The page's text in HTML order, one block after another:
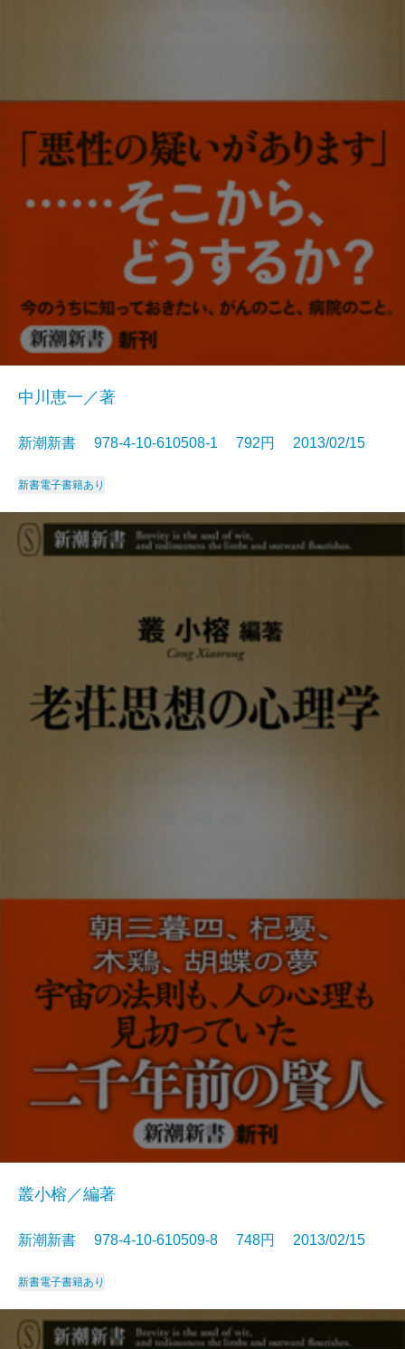
中川恵一／著
新潮新書 978-4-10-610508-1 792円 2013/02/15
新書電子書籍あり
叢小榕／編著
新潮新書 978-4-10-610509-8 748円 2013/02/15
新書電子書籍あり